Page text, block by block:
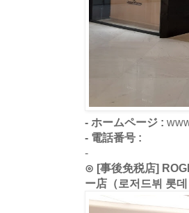
- ホームページ :
- 電話番号 :
-
⊙ [事後免税店]
ー店（로저드뷔 롯데